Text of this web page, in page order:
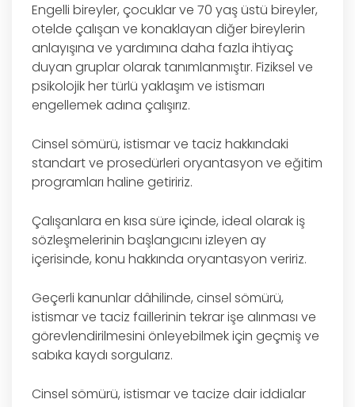
Engelli bireyler, çocuklar ve 70 yaş üstü bireyler,
otelde çalışan ve konaklayan diğer bireylerin
anlayışına ve yardımına daha fazla ihtiyaç
duyan gruplar olarak tanımlanmıştır. Fiziksel ve
psikolojik her türlü yaklaşım ve istismarı
engellemek adına çalışırız.
Cinsel sömürü, istismar ve taciz hakkındaki
standart ve prosedürleri oryantasyon ve eğitim
programları haline getiririz.
Çalışanlara en kısa süre içinde, ideal olarak iş
sözleşmelerinin başlangıcını izleyen ay
içerisinde, konu hakkında oryantasyon veririz.
Geçerli kanunlar dâhilinde, cinsel sömürü,
istismar ve taciz faillerinin tekrar işe alınması ve
görevlendirilmesini önleyebilmek için geçmiş ve
sabıka kaydı sorgularız.
Cinsel sömürü, istismar ve tacize dair iddialar